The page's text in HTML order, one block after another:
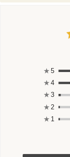
★ 5
★ 4
★ 3
★ 2
★ 1